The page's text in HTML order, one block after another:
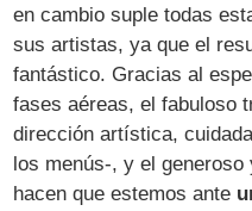
en cambio suple todas
sus artistas, ya que el
fantástico. Gracias al
fases aéreas, el fabuloso
dirección artística,
los menús-, y el
hacen que estemos ante